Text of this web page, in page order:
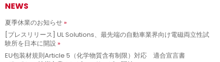
NEWS
夏季休業のお知らせ
[プレスリリース] UL Solutions、最先端の自動車業界向け電磁両立性試
験所を日本に開設
EU包装材規則Article 5（化学物質含有制限）対応 適合宣言書